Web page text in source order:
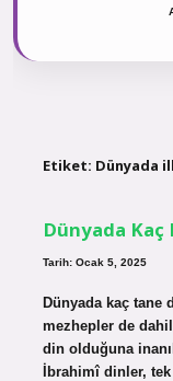
Etiket: Dünyada
Dünyada Kaç
Tarih: Ocak 5, 2025
Dünyada kaç tane
mezhepler de
din olduğuna
İbrahimî dinler,